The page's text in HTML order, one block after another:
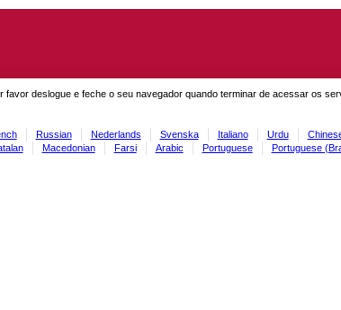
favor deslogue e feche o seu navegador quando terminar de acessar os
Russian Nederlands Svenska Italiano Urdu
Macedonian Farsi Arabic Portuguese Portuguese